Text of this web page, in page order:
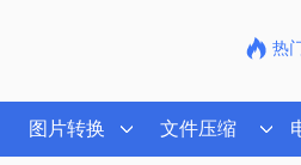
热
图片转换 文件压缩